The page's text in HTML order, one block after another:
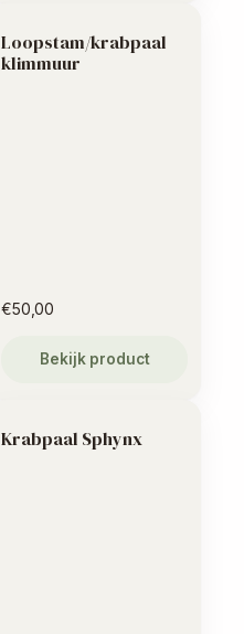
Loopstam/krabpaal
klimmuur
€50,00
Bekijk product
Krabpaal Sphynx